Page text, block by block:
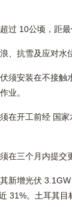
过 10公顷，距
、抗雪及应对水
须安装在不接
业。
在开工前经 国
在三个月内提交
新增光伏
31%。土耳其目